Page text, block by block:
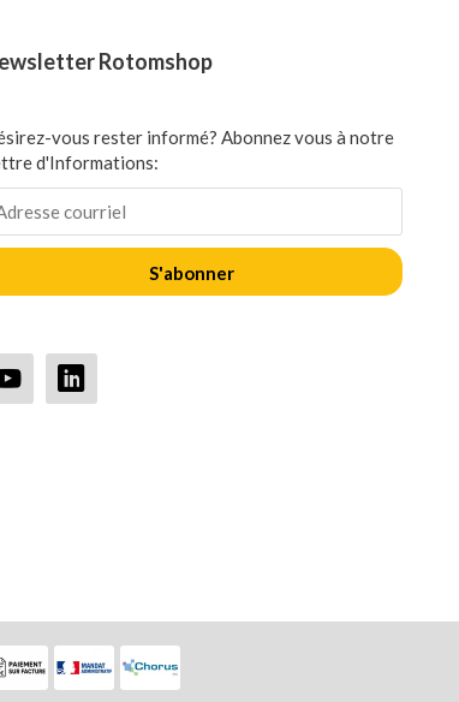
Rotomshop
vous rester informé? Abonnez vous à notre
d'Informations:
S'abonner